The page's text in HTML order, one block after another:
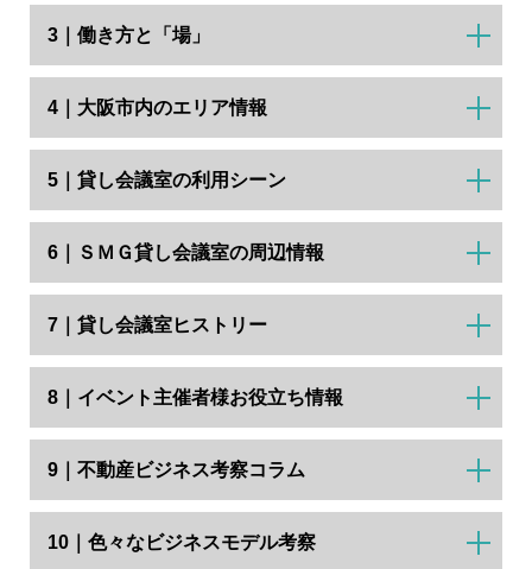
3｜働き方と「場」
4｜大阪市内のエリア情報
5｜貸し会議室の利用シーン
6｜ＳＭＧ貸し会議室の周辺情報
7｜貸し会議室ヒストリー
8｜イベント主催者様お役立ち情報
9｜不動産ビジネス考察コラム
10｜色々なビジネスモデル考察